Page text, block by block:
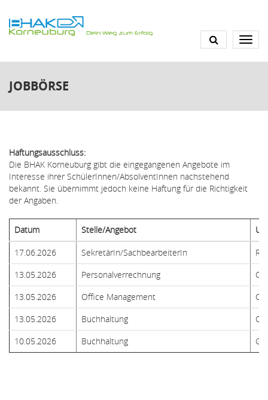
zum
Inhalt
JOBBÖRSE
Haftungsausschluss:
Die BHAK Korneuburg gibt die eingegangenen Angebote im
Interesse ihrer SchülerInnen/AbsolventInnen nachstehend
bekannt. Sie übernimmt jedoch keine Haftung für die Richtigkeit
der Angaben.
Datum Stelle/Angebot
17.06.2026
SekretärIn/SachbearbeiterIn
13.05.2026
Personalverrechnung
13.05.2026
Office Management
13.05.2026
Buchhaltung
10.05.2026
Buchhaltung